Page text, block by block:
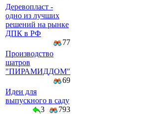
Деревопласт -
одно из лучших
решений на рынке
ДПК в РФ
77
Производство
шатров
"ПИРАМИДДОМ"
69
Идеи для
выпускного в саду
3
793